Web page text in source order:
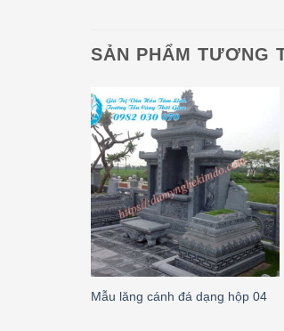
SẢN PHẨM TƯƠNG
Mẫu lăng cánh đá dạng hộp 04